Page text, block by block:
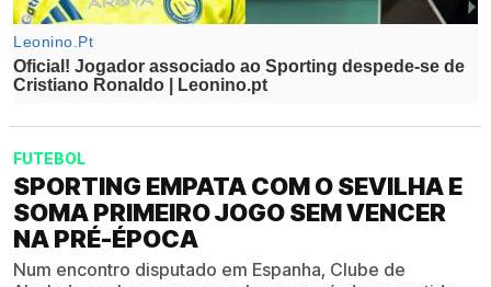
FUTEBOL
SPORTING EMPATA COM O SEVILHA E
SOMA PRIMEIRO JOGO SEM VENCER
NA PRÉ-ÉPOCA
Num encontro disputado em Espanha, Clube de